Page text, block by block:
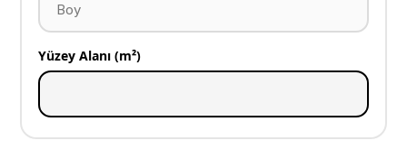
Yüzey Alanı (m²)